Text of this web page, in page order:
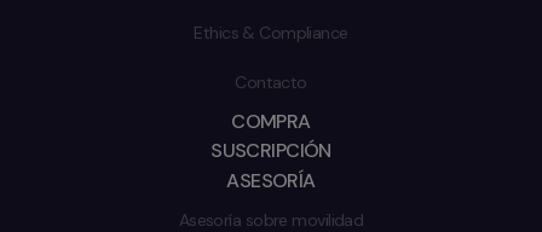
Ethics & Compliance
Contacto
COMPRA
SUSCRIPCIÓN
ASESORÍA
Asesoría sobre movilidad